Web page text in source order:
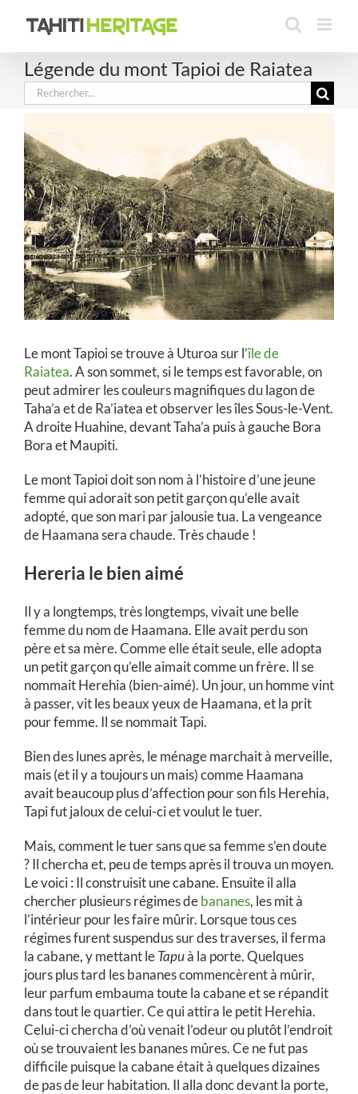
Légende du mont Tapioi de Raiatea
Rechercher:
Le mont Tapioi se trouve à Uturoa sur l’île de
Raiatea. A son sommet, si le temps est favorable, on
peut admirer les couleurs magnifiques du lagon de
Taha’a et de Ra’iatea et observer les îles Sous-le-Vent.
A droite Huahine, devant Taha’a puis à gauche Bora
Bora et Maupiti.
Le mont Tapioi doit son nom à l’histoire d’une jeune
femme qui adorait son petit garçon qu’elle avait
adopté, que son mari par jalousie tua. La vengeance
de Haamana sera chaude. Très chaude !
Hereria le bien aimé
Il y a longtemps, très longtemps, vivait une belle
femme du nom de Haamana. Elle avait perdu son
père et sa mère. Comme elle était seule, elle adopta
un petit garçon qu’elle aimait comme un frère. Il se
nommait Herehia (bien-aimé). Un jour, un homme vint
à passer, vit les beaux yeux de Haamana, et la prit
pour femme. Il se nommait Tapi.
Bien des lunes après, le ménage marchait à merveille,
mais (et il y a toujours un mais) comme Haamana
avait beaucoup plus d’affection pour son fils Herehia,
Tapi fut jaloux de celui-ci et voulut le tuer.
Mais, comment le tuer sans que sa femme s’en doute
? Il chercha et, peu de temps après il trouva un moyen.
Le voici : Il construisit une cabane. Ensuite il alla
chercher plusieurs régimes debananes, les mit à
l’intérieur pour les faire mûrir. Lorsque tous ces
régimes furent suspendus sur des traverses, il ferma
la cabane, y mettant leTapuà la porte. Quelques
jours plus tard les bananes commencèrent à mûrir,
leur parfum embauma toute la cabane et se répandit
dans tout le quartier. Ce qui attira le petit Herehia.
Celui-ci chercha d’où venait l’odeur ou plutôt l’endroit
où se trouvaient les bananes mûres. Ce ne fut pas
difficile puisque la cabane était à quelques dizaines
de pas de leur habitation. Il alla donc devant la porte,